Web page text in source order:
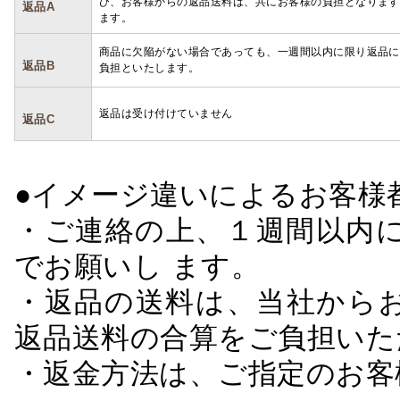
返品A
ます。
返品B
商品に欠陥がない場合であっても、一週間以内に限り返品
負担といたします。
返品C 返品は受け付けていません
●イメージ違いによるお客
・ご連絡の上、１週間以
でお願いし ます。
・返品の送料は、当社か
返品送料の合算をご負担い
・返金方法は、ご指定のお